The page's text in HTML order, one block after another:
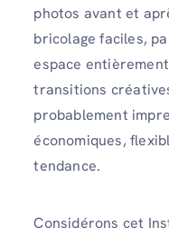
photos avant et
bricolage faciles,
espace
transitions
probablement
économiques,
tendance.
Considérons cet